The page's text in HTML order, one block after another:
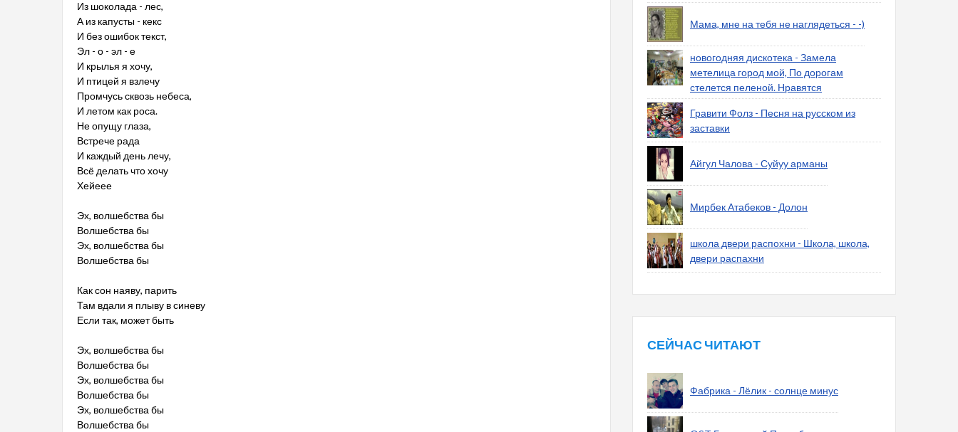
Из шоколада - лес,
А из капусты - кекс
И без ошибок текст,
Эл - о - эл - е
И крылья я хочу,
И птицей я взлечу
Промчусь сквозь небеса,
И летом как роса.
Не опущу глаза,
Встрече рада
И каждый день лечу,
Всё делать что хочу
Хейеее
Эх, волшебства бы
Волшебства бы
Эх, волшебства бы
Волшебства бы
Как сон наяву, парить
Там вдали я плыву в синеву
Если так, может быть
Эх, волшебства бы
Волшебства бы
Эх, волшебства бы
Волшебства бы
Эх, волшебства бы
Волшебства бы
Мама, мне на тебя не наглядеться - -)
новогодняя дискотека - Замела
метелица город мой, По дорогам
стелется пеленой. Нравятся
Гравити Фолз - Песня на русском из
заставки
Айгул Чалова - Суйуу арманы
Мирбек Атабеков - Долон
школа двери распохни - Школа, школа,
двери распахни
СЕЙЧАС ЧИТАЮТ
Фабрика - Лёлик - солнце минус